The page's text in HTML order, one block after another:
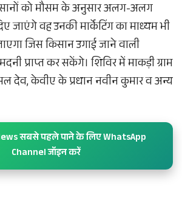
को मौसम के अनुसार अलग-अलग
जाएंगे वह उनकी मार्केटिंग का माध्यम भी
जिस किसान उगाई जाने वाली
प्राप्त कर सकेंगे। शिविर में माकड़ी ग्राम
देव, केवीए के प्रधान नवीन कुमार व अन्य
सबसे पहले पाने के लिए WhatsApp
Channel जॉइन करें